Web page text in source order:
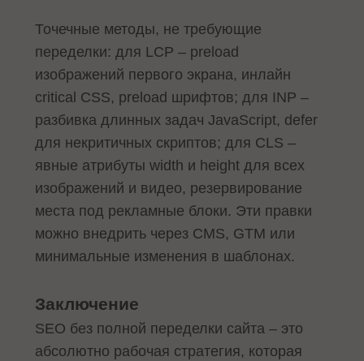
Точечные методы, не требующие
переделки: для LCP – preload
изображений первого экрана, инлайн
critical CSS, preload шрифтов; для INP –
разбивка длинных задач JavaScript, defer
для некритичных скриптов; для CLS –
явные атрибуты width и height для всех
изображений и видео, резервирование
места под рекламные блоки. Эти правки
можно внедрить через CMS, GTM или
минимальные изменения в шаблонах.
Заключение
SEO без полной переделки сайта – это
абсолютно рабочая стратегия, которая